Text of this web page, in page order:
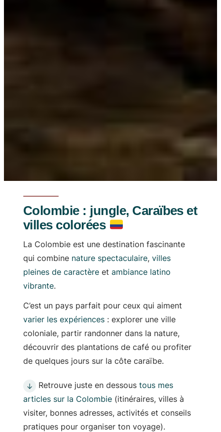
Colombie : jungle, Caraïbes et
villes colorées
La Colombie est une destination fascinante
qui combine nature spectaculaire, villes
pleines de caractère et ambiance latino
vibrante.
C’est un pays parfait pour ceux qui aiment
varier les expériences : explorer une ville
coloniale, partir randonner dans la nature,
découvrir des plantations de café ou profiter
de quelques jours sur la côte caraïbe.
↓ Retrouve juste en dessous tous mes
articles sur la Colombie (itinéraires, villes à
visiter, bonnes adresses, activités et conseils
pratiques pour organiser ton voyage).